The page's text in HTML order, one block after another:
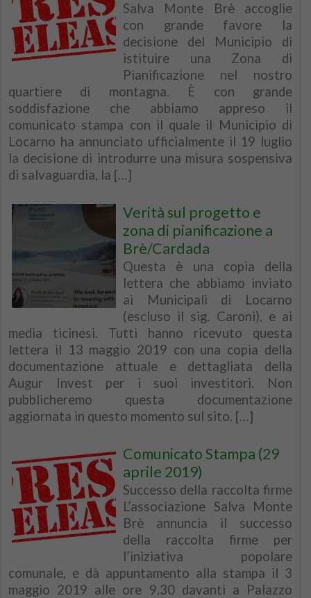
Salva Monte Brè accoglie
con grande favore la
decisione del Municipio di
istituire una Zona di
Pianificazione nel nostro
quartiere di montagna. È con grande
soddisfazione che abbiamo appreso il
comunicato stampa con il quale il Municipio di
Locarno ha annunciato ufficialmente il 19 luglio
la decisione di introdurre una misura sospensiva
di salvaguardia, la […]
Verità sul progetto e
zona di pianificazione a
Brè/Cardada
Questa è una copia della
lettera che abbiamo inviato
ai Municipali di Locarno
(escluso il sig. Caroni), e ai
media ticinesi. Tutti hanno ricevuto questa
lettera il 13 maggio 2019 con una copia della
documentazione attuale e dettagliata della
Augur Invest per i suoi investitori. Non
pubblicheremo questa documentazione
aggiornata in questo momento sul sito. […]
Comunicato Stampa (29
aprile 2019)
Successo della raccolta firme
L’associazione Salva Monte
Brè annuncia il successo
della raccolta firme per
l’iniziativa popolare
comunale, e dà appuntamento alla stampa il 3
maggio 2019 alle ore 9.30 davanti a Palazzo